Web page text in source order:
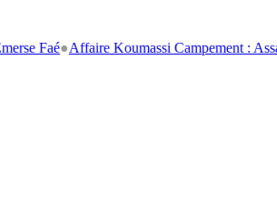
Affaire Koumassi Campement : Assalé